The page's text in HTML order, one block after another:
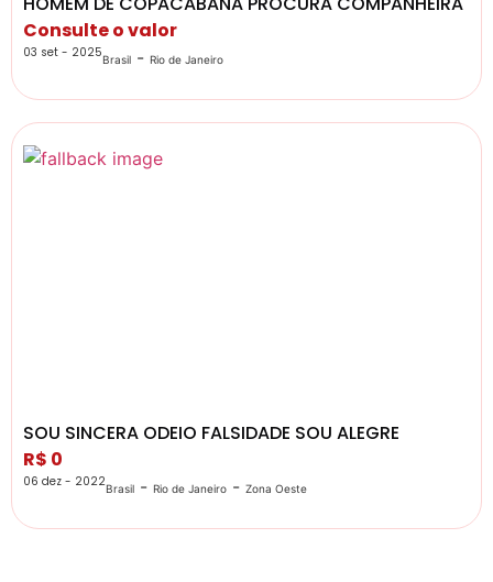
Consulte o valor
03 set - 2025Brasil - Rio de Janeiro
SOU SINCERA ODEIO FALSIDADE SOU ALEGRE
R$ 0
06 dez - 2022Brasil - Rio de Janeiro - Zona Oeste